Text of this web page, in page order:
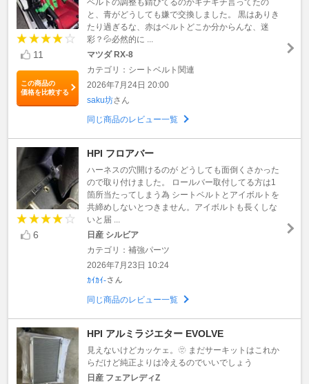
11
この商品の
価格を比較する
と、青がどうしても嫌で交換しました。 黒はありき
たり過ぎるな、赤はベルトどこか分からんな、迷
彩？💦必然的に ...
マツダ RX-8
カテゴリ：シートベルト関連
2026年7月24日 20:00
saku坊さん
同じ商品のレビュー一覧
6
HPI フロアバー
ハーネスの穴開けるのが どうしても面倒くさかった
ので取り付けました。 ロールバー取付してる方は1
箇所当たってしまう為 シートベルトとアイボルトを
共締めしないとつきません。アイボルトも長くしな
いと届 ...
日産 シルビア
カテゴリ：補強パーツ
2026年7月23日 10:24
ｶｲｶｲ-さん
同じ商品のレビュー一覧
HPI アルミラジエター EVOLVE
見えないけどカッケェ。🫥 まだサーキットはこれか
らだけど純正よりは冷えるのでいいでしょう
日産 フェアレディZ